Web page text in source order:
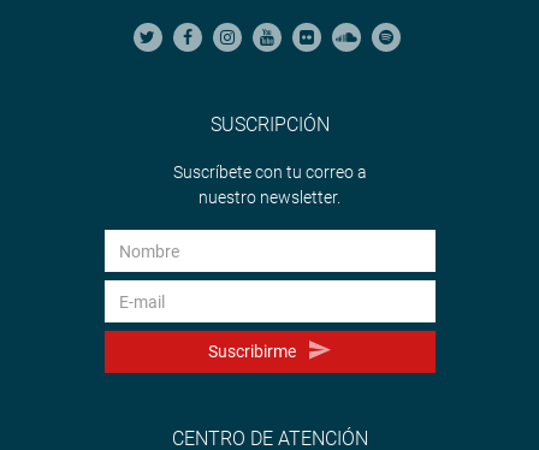
SUSCRIPCIÓN
Suscríbete con tu correo a
nuestro newsletter.
Suscribirme
CENTRO DE ATENCIÓN